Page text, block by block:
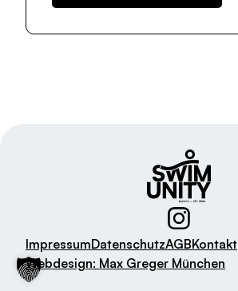
ImpressumDatenschutzAGBKontakt
Webdesign: Max Greger München